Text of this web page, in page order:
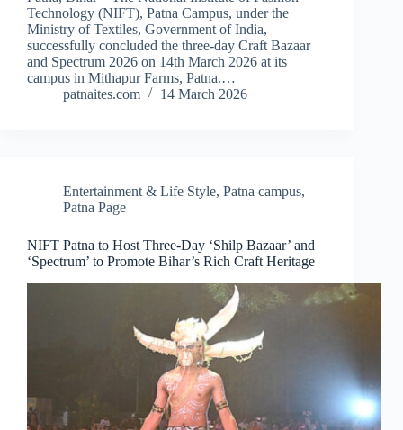
Technology (NIFT), Patna Campus, under the
Ministry of Textiles, Government of India,
successfully concluded the three-day Craft Bazaar
and Spectrum 2026 on 14th March 2026 at its
campus in Mithapur Farms, Patna.…
patnaites.com
14 March 2026
Entertainment & Life Style, Patna campus,
Patna Page
NIFT Patna to Host Three-Day ‘Shilp Bazaar’ and
‘Spectrum’ to Promote Bihar’s Rich Craft Heritage